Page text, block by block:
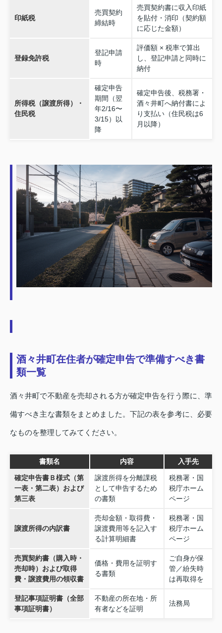
印紙税
売買契約
締結時
売買契約書に収入印紙
を貼付・消印（契約額
に応じた金額）
登録免許税
登記申請
時
評価額 × 税率で算出
し、登記申請と同時に
納付
所得税（譲渡所得）・
住民税
確定申告
期間（翌
年2/16〜
3/15）以
降
確定申告後、税務署・
酒々井町へ納付書によ
り支払い（住民税は6
月以降）
酒々井町在住者が確定申告で準備すべき書
類一覧
酒々井町で不動産を売却される方が確定申告を行う際に、準
備すべき主な書類をまとめました。下記の表を参考に、必要
なものを整理してみてください。
書類名 内容 入手先
確定申告書Ｂ様式（第
一表・第二表）および
第三表
譲渡所得を分離課税
として申告するため
の書類
税務署・国
税庁ホーム
ページ
譲渡所得の内訳書
売却金額・取得費・
譲渡費用等を記入す
る計算明細書
税務署・国
税庁ホーム
ページ
売買契約書（購入時・
売却時）および取得
費・譲渡費用の領収書
価格・費用を証明す
る書類
ご自身が保
管／紛失時
は再取得を
登記事項証明書（全部
事項証明書）
不動産の所在地・所
有者などを証明
法務局